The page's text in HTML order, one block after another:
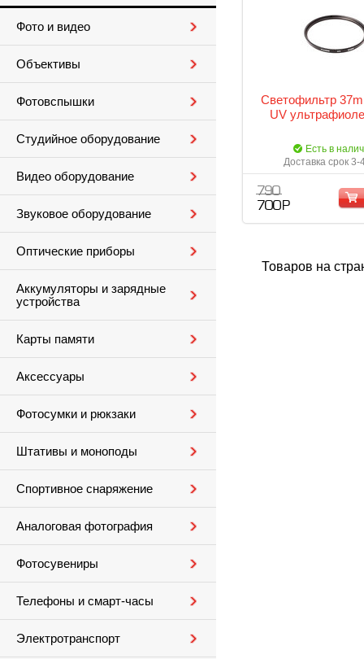
Фото и видео
Объективы
Фотовспышки
Студийное оборудование
Видео оборудование
Звуковое оборудование
Оптические приборы
Аккумуляторы и зарядные
устройства
Карты памяти
Аксессуары
Фотосумки и рюкзаки
Штативы и моноподы
Спортивное снаряжение
Аналоговая фотография
Фотосувениры
Телефоны и смарт-часы
Электротранспорт
Светофильтр
UV
Есть в
Доставка срок 3-
790
700 Р
Товаров на